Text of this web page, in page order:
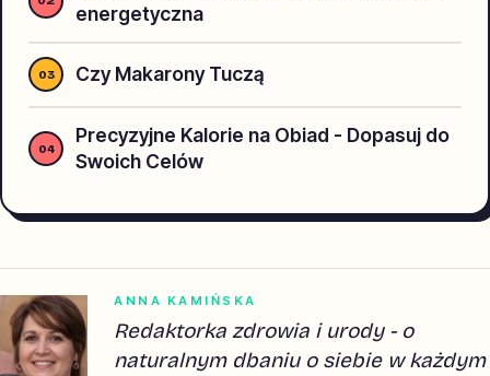
energetyczna
Czy Makarony Tuczą
Precyzyjne Kalorie na Obiad - Dopasuj do
Swoich Celów
ANNA KAMIŃSKA
Redaktorka zdrowia i urody - o
naturalnym dbaniu o siebie w każdym